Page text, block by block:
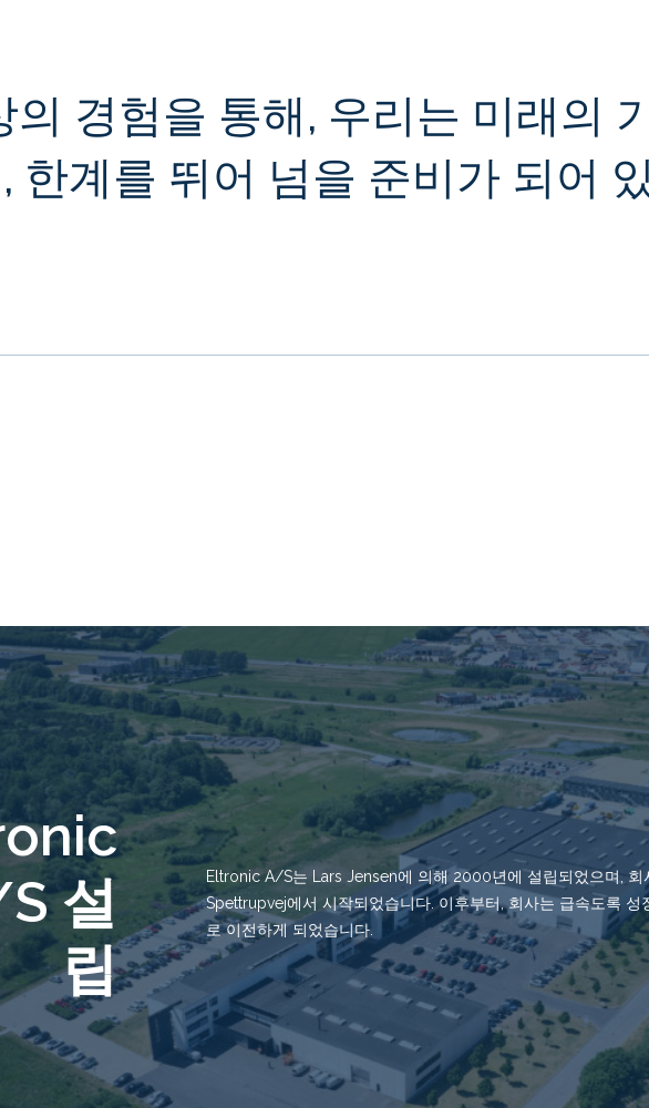
의 경험을 통해, 우리는 미래의
한계를 뛰어 넘을 준비가 되어
설
립
Eltronic A/S는 Lars Jensen에 의해 2000년에 설립되었으며, 회
Spettrupvej에서 시작되었습니다. 이후부터, 회사는 급속도록
로 이전하게 되었습니다.